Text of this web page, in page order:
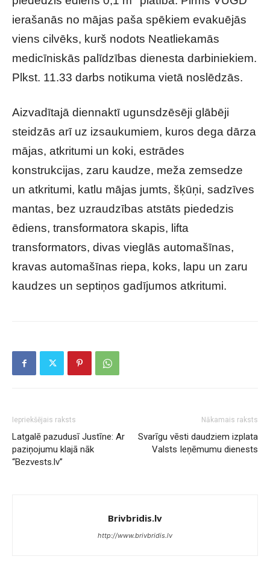
ierašanās no mājas paša spēkiem evakuējās
viens cilvēks, kurš nodots Neatliekamās
medicīniskās palīdzības dienesta darbiniekiem.
Plkst. 11.33 darbs notikuma vietā noslēdzās.
Aizvadītajā diennaktī ugunsdzēsēji glābēji
steidzās arī uz izsaukumiem, kuros dega dārza
mājas, atkritumi un koki, estrādes
konstrukcijas, zaru kaudze, meža zemsedze
un atkritumi, katlu mājas jumts, šķūņi, sadzīves
mantas, bez uzraudzības atstāts piededzis
ēdiens, transformatora skapis, lifta
transformators, divas vieglās automašīnas,
kravas automašīnas riepa, koks, lapu un zaru
kaudzes un septiņos gadījumos atkritumi.
Iepriekšējais raksts
Latgalē pazudusī Justīne: Ar
paziņojumu klajā nāk
“Bezvests.lv”
Nākamais raksts
Svarīgu vēsti daudziem izplata
Valsts Ieņēmumu dienests
Brivbridis.lv
http://www.brivbridis.lv